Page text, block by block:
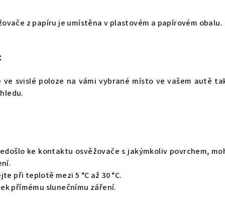
z papíru je umístěna v plastovém a papírovém obalu.
ve svislé poloze na vámi vybrané místo ve vašem autě
ke kontaktu osvěžovače s jakýmkoliv povrchem,
při teplotě mezi 5 °C až 30 °C.
přímému slunečnímu záření.